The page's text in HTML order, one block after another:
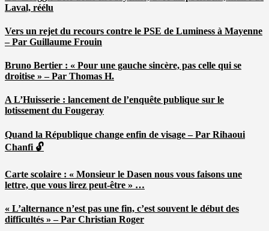
Laval, réélu
Vers un rejet du recours contre le PSE de Luminess à Mayenne
– Par Guillaume Frouin
Bruno Bertier : « Pour une gauche sincère, pas celle qui se
droitise » – Par Thomas H.
A L’Huisserie : lancement de l’enquête publique sur le
lotissement du Fougeray
Quand la République change enfin de visage – Par Rihaoui
Chanfi 🔓
Carte scolaire : « Monsieur le Dasen nous vous faisons une
lettre, que vous lirez peut-être » …
« L’alternance n’est pas une fin, c’est souvent le début des
difficultés » – Par Christian Roger